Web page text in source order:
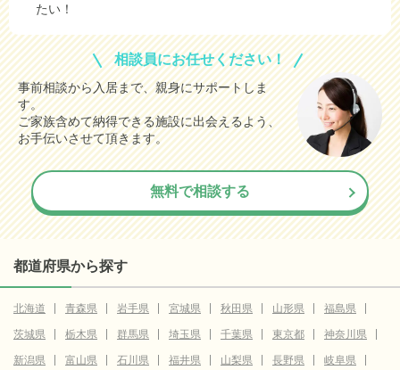
たい！
相談員にお任せください！
事前相談から入居まで、親身にサポートしま
す。
ご家族含めて納得できる施設に出会えるよう、
お手伝いさせて頂きます。
無料で相談する
都道府県から探す
北海道 青森県 岩手県 宮城県 秋田県 山形県
福島県
茨城県
栃木県 群馬県 埼玉県 千葉県 東京都
神奈川県
新潟県
富山県 石川県 福井県 山梨県 長野県
岐阜県